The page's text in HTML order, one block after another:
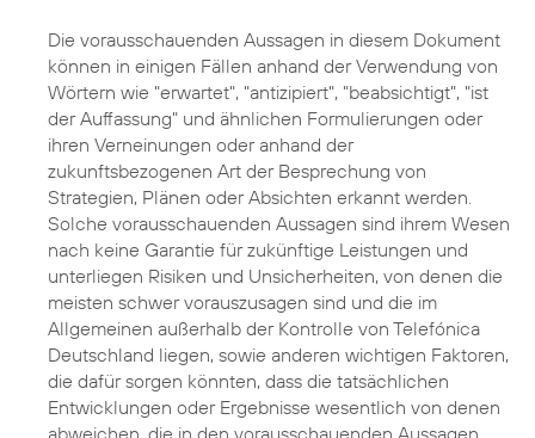
Die vorausschauenden Aussagen in diesem Dokument
können in einigen Fällen anhand der Verwendung von
Wörtern wie "erwartet", "antizipiert", "beabsichtigt", "ist
der Auffassung" und ähnlichen Formulierungen oder
ihren Verneinungen oder anhand der
zukunftsbezogenen Art der Besprechung von
Strategien, Plänen oder Absichten erkannt werden.
Solche vorausschauenden Aussagen sind ihrem Wesen
nach keine Garantie für zukünftige Leistungen und
unterliegen Risiken und Unsicherheiten, von denen die
meisten schwer vorauszusagen sind und die im
Allgemeinen außerhalb der Kontrolle von Telefónica
Deutschland liegen, sowie anderen wichtigen Faktoren,
die dafür sorgen könnten, dass die tatsächlichen
Entwicklungen oder Ergebnisse wesentlich von denen
abweichen, die in den vorausschauenden Aussagen